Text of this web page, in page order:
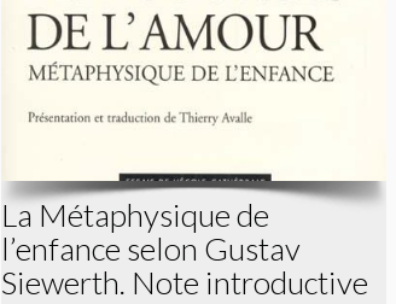
La Métaphysique de
l’enfance selon Gustav
Siewerth. Note introductive